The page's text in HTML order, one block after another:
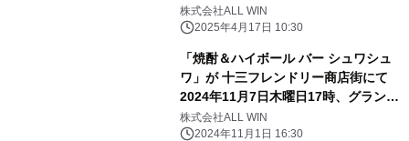
ドオープン!
株式会社ALL WIN
2025年4月17日 10:30
「焼酎＆ハイボール バー シュワシュ
ワ」が 十三フレンドリー商店街にて
2024年11月7日木曜日17時、グランド
オープン！！
株式会社ALL WIN
2024年11月1日 16:30